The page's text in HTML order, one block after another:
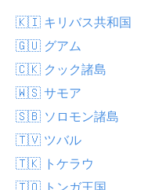
🇰🇮 キリバス共和国
🇬🇺 グアム
🇨🇰 クック諸島
🇼🇸 サモア
🇸🇧 ソロモン諸島
🇹🇻 ツバル
🇹🇰 トケラウ
🇹🇴 トンガ王国